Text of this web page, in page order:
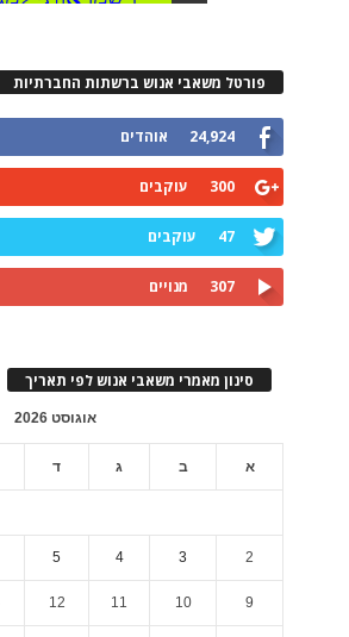
פורטל משאבי אנוש ברשתות החברתיות
24,924 אוהדים
300 עוקבים
47 עוקבים
307 מנויים
סינון מאמרי משאבי אנוש לפי תאריך
אוגוסט 2026
א ב ג ד
2
3
4
5
9
10
11
12